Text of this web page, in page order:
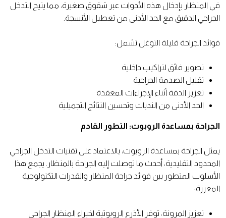
في المنظار بإدخال هذه الأدوات عبر شقوق صغيرة، مما يتيح التدخل
الجراحي الدقيق مع الحد الأدنى من تعطيل الأنسجة.
فوائد الجراحة قليلة التوغل تشمل:
تصوير فائق لتراكيب داخلية
تقليل الصدمة الجراحية
تعزيز الدقة أثناء الإجراءات المعقدة
الحد الأدنى من الندبات وتحسين النتائج التجميلية
الجراحة بمساعدة الروبوت: التطور القادم
يمثل الجراحة بمساعدة الروبوت، بالاعتماد على تقنيات التدخل الجراحي
المحدود التقليدية، أحدث ما توصلت إليه الجراحة بالمنظار. يجمع هذا
الأسلوب المتطور بين فوائد جراحة المنظار والقدرات التكنولوجية
المعززة:
تعزيز المرونة: توفر الأذرع الروبوتية لخبراء المنظار الجراحي